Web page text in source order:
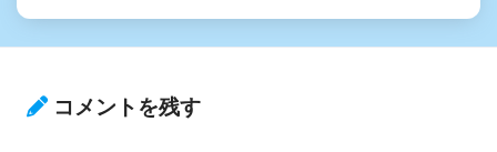
コメントを残す